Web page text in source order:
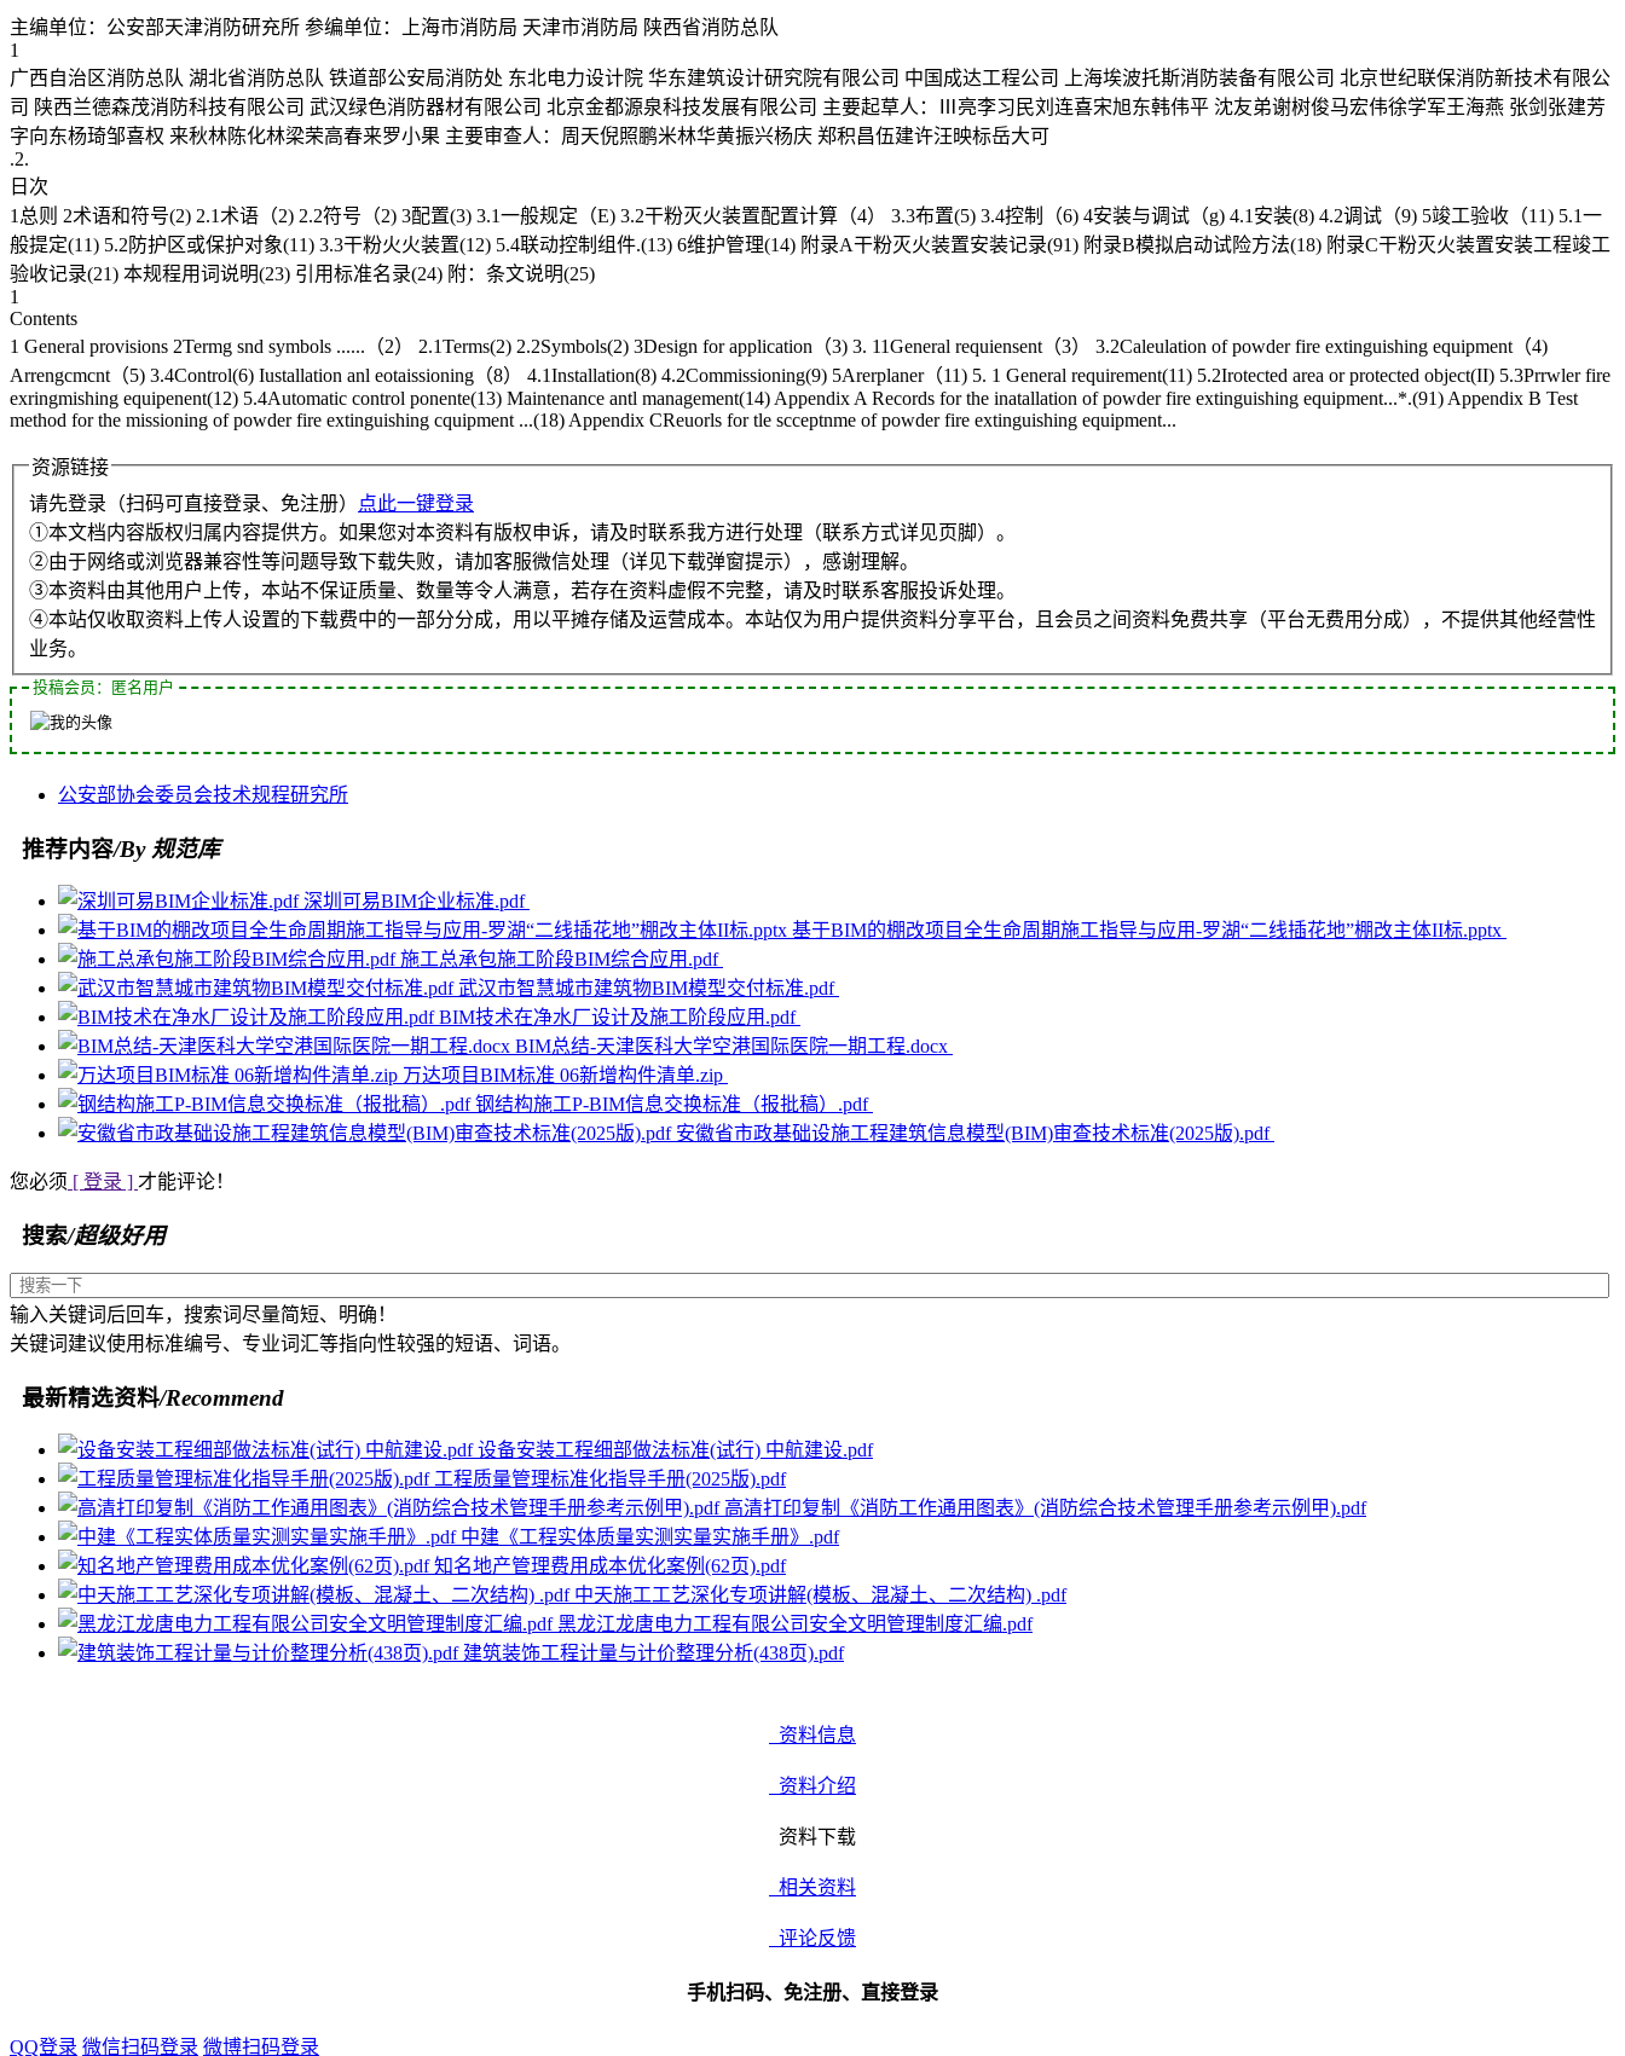
主编单位：公安部天津消防研充所 参编单位：上海市消防局 天津市消防局 陕西省消防总队
1
广西自治区消防总队 湖北省消防总队 铁道部公安局消防处 东北电力设计院 华东建筑设计研究院有限公司 中国成达工程公司 上海埃波托斯消防装备有限公司 北京世纪联保消防新技术有限公
司 陕西兰德森茂消防科技有限公司 武汉绿色消防器材有限公司 北京金都源泉科技发展有限公司 主要起草人：Ⅲ亮李习民刘连喜宋旭东韩伟平 沈友弟谢树俊马宏伟徐学军王海燕 张剑张建芳
字向东杨琦邹喜权 来秋林陈化林梁荣高春来罗小果 主要审查人：周天倪照鹏米林华黄振兴杨庆 郑积昌伍建许汪映标岳大可
.2.
日次
1总则 2术语和符号(2) 2.1术语（2) 2.2符号（2) 3配置(3) 3.1一般规定（E) 3.2干粉灭火装置配置计算（4） 3.3布置(5) 3.4控制（6) 4安装与调试（g) 4.1安装(8) 4.2调试（9) 5竣工验收（11) 5.1一
般提定(11) 5.2防护区或保护对象(11) 3.3干粉火火装置(12) 5.4联动控制组件.(13) 6维护管理(14) 附录A干粉灭火装置安装记录(91) 附录B模拟启动试险方法(18) 附录C干粉灭火装置安装工程竣工
验收记录(21) 本规程用词说明(23) 引用标准名录(24) 附：条文说明(25)
1
Contents
1 General provisions 2Termg snd symbols ......（2） 2.1Terms(2) 2.2Symbols(2) 3Design for application（3) 3. 11General requiensent（3） 3.2Caleulation of powder fire extinguishing equipment（4)
Arrengcmcnt（5) 3.4Control(6) Iustallation anl eotaissioning（8） 4.1Installation(8) 4.2Commissioning(9) 5Arerplaner（11) 5. 1 General requirement(11) 5.2Irotected area or protected object(II) 5.3Prrwler fire
exringmishing equipenent(12) 5.4Automatic control ponente(13) Maintenance antl management(14) Appendix A Records for the inatallation of powder fire extinguishing equipment...*.(91) Appendix B Test
method for the missioning of powder fire extinguishing cquipment ...(18) Appendix CReuorls for tle scceptnme of powder fire extinguishing equipment...
资源链接
请先登录（扫码可直接登录、免注册）
点此一键登录
①本文档内容版权归属内容提供方。如果您对本资料有版权申诉，请及时联系我方进行处理（联系方式详见页脚）。
②由于网络或浏览器兼容性等问题导致下载失败，请加客服微信处理（详见下载弹窗提示），感谢理解。
③本资料由其他用户上传，本站不保证质量、数量等令人满意，若存在资料虚假不完整，请及时联系客服投诉处理。
④本站仅收取资料上传人设置的下载费中的一部分分成，用以平摊存储及运营成本。本站仅为用户提供资料分享平台，且会员之间资料免费共享（平台无费用分成），不提供其他经营性
业务。
投稿会员：匿名用户
公安部协会委员会技术规程研究所
推荐内容/By 规范库
深圳可易BIM企业标准.pdf
基于BIM的棚改项目全生命周期施工指导与应用-罗湖“二线插花地”棚改主体II标.pptx
施工总承包施工阶段BIM综合应用.pdf
武汉市智慧城市建筑物BIM模型交付标准.pdf
BIM技术在净水厂设计及施工阶段应用.pdf
BIM总结-天津医科大学空港国际医院一期工程.docx
万达项目BIM标准 06新增构件清单.zip
钢结构施工P-BIM信息交换标准（报批稿）.pdf
安徽省市政基础设施工程建筑信息模型(BIM)审查技术标准(2025版).pdf
您必须 [ 登录 ] 才能评论！
搜索/超级好用
输入关键词后回车，搜索词尽量简短、明确！
关键词建议使用标准编号、专业词汇等指向性较强的短语、词语。
最新精选资料/Recommend
设备安装工程细部做法标准(试行) 中航建设.pdf
工程质量管理标准化指导手册(2025版).pdf
高清打印复制《消防工作通用图表》(消防综合技术管理手册参考示例甲).pdf
中建《工程实体质量实测实量实施手册》.pdf
知名地产管理费用成本优化案例(62页).pdf
中天施工工艺深化专项讲解(模板、混凝土、二次结构) .pdf
黑龙江龙唐电力工程有限公司安全文明管理制度汇编.pdf
建筑装饰工程计量与计价整理分析(438页).pdf
资料信息
资料介绍
资料下载
相关资料
评论反馈
手机扫码、免注册、直接登录
QQ登录 微信扫码登录 微博扫码登录